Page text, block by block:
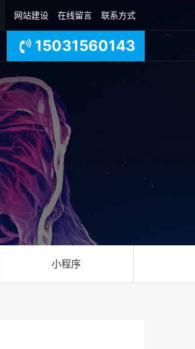
网站建设 在线留言 联系方式
15031560143
小程序